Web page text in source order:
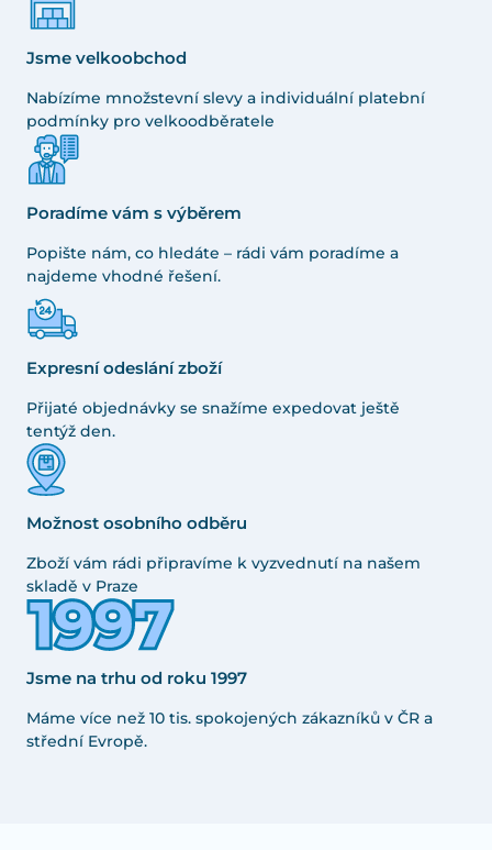
Jsme velkoobchod
Nabízíme množstevní slevy a individuální platební
podmínky pro velkoodběratele
Poradíme vám s výběrem
Popište nám, co hledáte – rádi vám poradíme a
najdeme vhodné řešení.
Expresní odeslání zboží
Přijaté objednávky se snažíme expedovat ještě
tentýž den.
Možnost osobního odběru
Zboží vám rádi připravíme k vyzvednutí na našem
skladě v Praze
Jsme na trhu od roku 1997
Máme více než 10 tis. spokojených zákazníků v ČR a
střední Evropě.